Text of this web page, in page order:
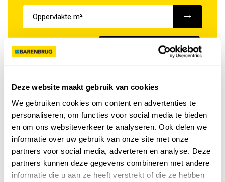
Deze website maakt gebruik van cookies
We gebruiken cookies om content en advertenties te
personaliseren, om functies voor social media te bieden
en om ons websiteverkeer te analyseren. Ook delen we
informatie over uw gebruik van onze site met onze
partners voor social media, adverteren en analyse. Deze
partners kunnen deze gegevens combineren met andere
informatie die u aan ze heeft verstrekt of die ze hebben
Je hebt nodig Voeg toe aan kruiwagen
Specificatie
Details
Feedback